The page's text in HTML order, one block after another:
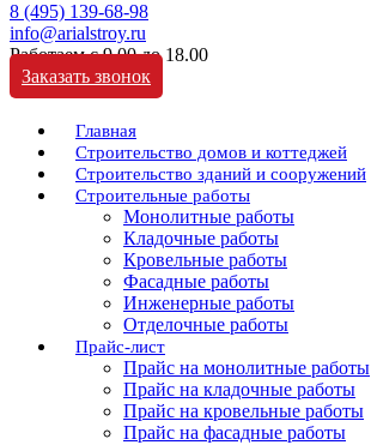
8 (495) 139-68-98
info@arialstroy.ru
Работаем с 9.00 до 18.00
Заказать звонок
Главная
Строительство домов и коттеджей
Строительство зданий и сооружений
Строительные работы
Монолитные работы
Кладочные работы
Кровельные работы
Фасадные работы
Инженерные работы
Отделочные работы
Прайс-лист
Прайс на монолитные работы
Прайс на кладочные работы
Прайс на кровельные работы
Прайс на фасадные работы